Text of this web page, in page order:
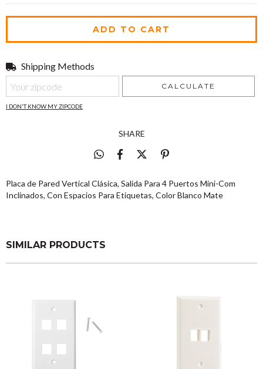
Shipping for zipcode:
Shipping Methods
CALCULATE
I DON'T KNOW MY ZIPCODE
SHARE
Placa de Pared Vertical Clásica, Salida Para 4 Puertos Mini-Com
Inclinados, Con Espacios Para Etiquetas, Color Blanco Mate
SIMILAR PRODUCTS